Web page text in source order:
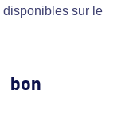
disponibles sur le
bon